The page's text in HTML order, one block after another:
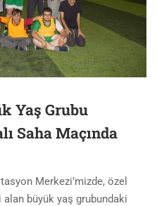
Yaş Grubu
Saha Maçında
Merkezi’mizde, özel
büyük yaş grubundaki